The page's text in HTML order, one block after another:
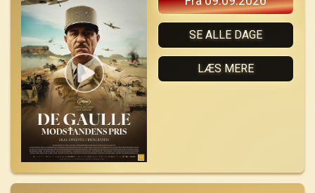
SE ALLE DAGE
LÆS MERE